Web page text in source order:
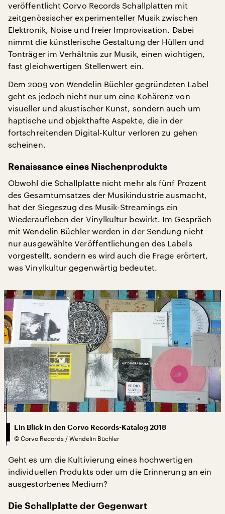
veröffentlicht Corvo Records Schallplatten mit
zeitgenössischer experimenteller Musik zwischen
Elektronik, Noise und freier Improvisation. Dabei
nimmt die künstlerische Gestaltung der Hüllen und
Tonträger im Verhältnis zur Musik, einen wichtigen,
fast gleichwertigen Stellenwert ein.
Dem 2009 von Wendelin Büchler gegründeten Label
geht es jedoch nicht nur um eine Kohärenz von
visueller und akustischer Kunst, sondern auch um
haptische und objekthafte Aspekte, die in der
fortschreitenden Digital-Kultur verloren zu gehen
scheinen.
Renaissance eines Nischenprodukts
Obwohl die Schallplatte nicht mehr als fünf Prozent
des Gesamtumsatzes der Musikindustrie ausmacht,
hat der Siegeszug des Musik-Streamings ein
Wiederaufleben der Vinylkultur bewirkt. Im Gespräch
mit Wendelin Büchler werden in der Sendung nicht
nur ausgewählte Veröffentlichungen des Labels
vorgestellt, sondern es wird auch die Frage erörtert,
was Vinylkultur gegenwärtig bedeutet.
Ein Blick in den Corvo Records-Katalog 2018
© Corvo Records / Wendelin Büchler
Geht es um die Kultivierung eines hochwertigen
individuellen Produkts oder um die Erinnerung an ein
ausgestorbenes Medium?
Die Schallplatte der Gegenwart